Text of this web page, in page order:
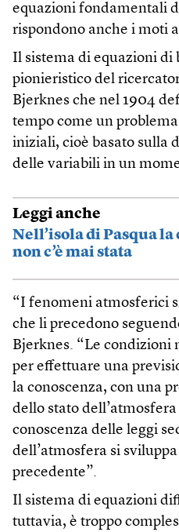
equazioni fondamentali
rispondono anche i moti
Il sistema di equazioni di
pionieristico del
Bjerknes che nel 1904
tempo come un
iniziali, cioè basato sulla
delle variabili in un
Leggi anche
Nell’isola di Pasqua
non c’è mai stata
“I fenomeni atmosferici
che li precedono
Bjerknes. “Le condizioni
per effettuare una
la conoscenza, con una
dello stato
conoscenza delle leggi
dell’atmosfera si
precedente”.
Il sistema di equazioni
tuttavia, è troppo